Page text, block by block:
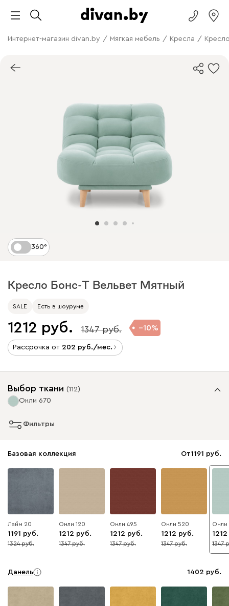
Интернет-магазин divan.by / Мягкая мебель / Кресла /
360°
Кресло Бонс-Т Вельвет Мятный
SALE Есть в шоуруме
1212 1347 10
Рассрочка от 202 /мес.
Выбор ткани (112)
Онли 670
Фильтры
Базовая коллекция От1191
Лайм 20
1191
10
1324
Онли 120
1212
10
1347
Онли 495
1212
10
1347
Онли 520
1212
10
1347
Онли
1212
10
1347
Данель 1402